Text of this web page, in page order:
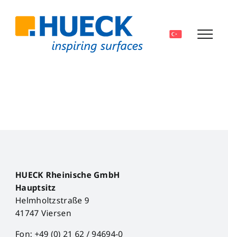
content
HUECK Rheinische GmbH
Hauptsitz
Helmholtzstraße 9
41747 Viersen
Fon: +49 (0) 21 62 / 94694-0